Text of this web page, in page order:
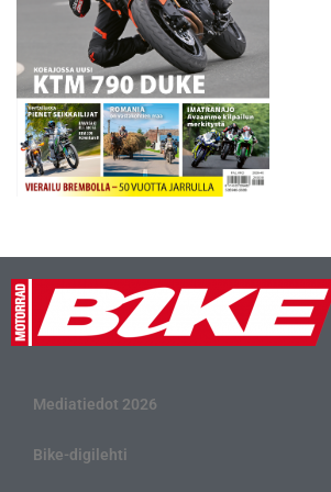
Mediatiedot 2026
Bike-digilehti